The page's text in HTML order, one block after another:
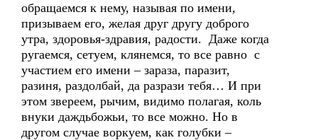
обращаемся к нему, называя по имени,
призываем его, желая друг другу доброго
утра, здоровья-здравия, радости. Даже когда
ругаемся, сетуем, клянемся, то все равно с
участием его имени – зараза, паразит,
разиня, раздолбай, да разрази тебя… И при
этом звереем, рычим, видимо полагая, коль
внуки даждьбожьи, то все можно. Но в
другом случае воркуем, как голубки –